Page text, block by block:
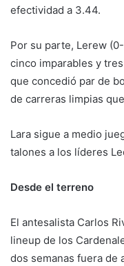
efectividad a 3.44.
Por su parte, Lerew
cinco imparables y
que concedió par de
de carreras limpias
Lara sigue a medio
talones a los líderes
Desde el terreno
El antesalista Carlos
lineup de los
dos semanas fuera de